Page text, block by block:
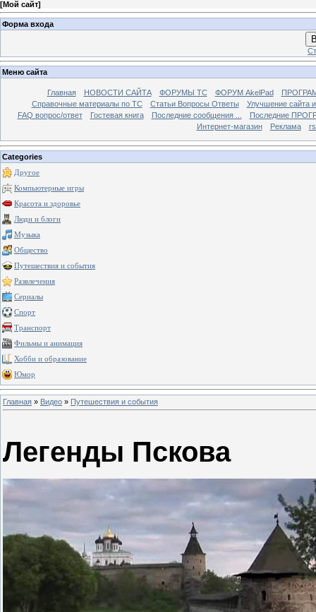
[Мой сайт]
Форма входа
Меню сайта
Главная НОВОСТИ САЙТА ФОРУМЫ TC ФОРУМ AkelPad
Справочные материалы по TС
Статьи Вопросы Ответы
Улучшение сайта
FAQ вопрос/ответ
Гостевая книга Последние сообщения ...
Последние
Интернет-магазин
Реклама
Categories
Другое
Компьютерные игры
Красота и здоровье
Люди и блоги
Музыка
Общество
Путешествия и события
Развлечения
Сериалы
Спорт
Транспорт
Фильмы и анимация
Хобби и образование
Юмор
Главная » Видео » Путешествия и события
Легенды Пскова